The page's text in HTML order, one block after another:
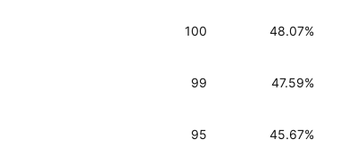
100 48.07%
99 47.59%
95 45.67%